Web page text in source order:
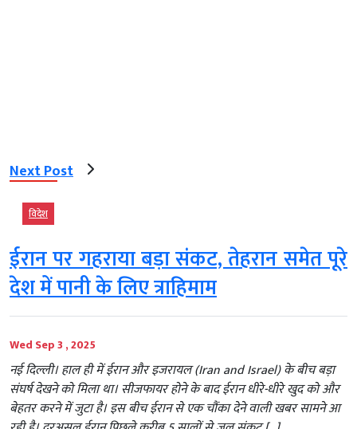
Next Post
विदेश
ईरान पर गहराया बड़ा संकट, तेहरान समेत पूरे
देश में पानी के लिए त्राहिमाम
Wed Sep 3 , 2025
नई दिल्ली। हाल ही में ईरान और इजरायल (Iran and Israel) के बीच बड़ा
संघर्ष देखने को मिला था। सीजफायर होने के बाद ईरान धीरे-धीरे खुद को और
बेहतर करने में जुटा है। इस बीच ईरान से एक चौंका देने वाली खबर सामने आ